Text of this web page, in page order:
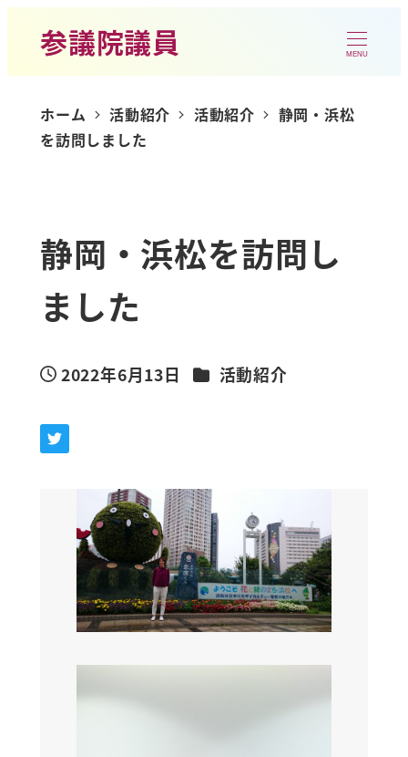
参議院議員 MENU
ホーム 活動紹介 活動紹介
静岡・浜松
を訪問しました
静岡・浜松を訪問し
ました
投稿日
2022年6月13日 カテゴリー
活動紹介